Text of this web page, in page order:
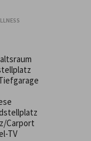
Carport
TV